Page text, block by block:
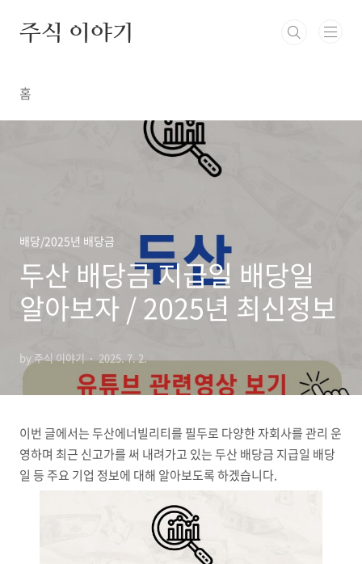
주식 이야기
홈
배당/2025년 배당금
두산 배당금 지급일 배당일
알아보자 / 2025년 최신정보
by 주식 이야기 2025. 7. 2.
이번 글에서는 두산에너빌리티를 필두로 다양한 자회사를 관리 운
영하며 최근 신고가를 써 내려가고 있는 두산 배당금 지급일 배당
일 등 주요 기업 정보에 대해 알아보도록 하겠습니다.